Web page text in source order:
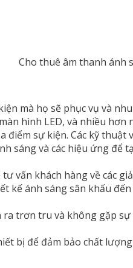
Cho thuê âm thanh ánh
mà họ sẽ phục vụ và
hình LED, và nhiều hơn
sự kiện. Các kỹ thuật
sáng và các hiệu ứng để
vấn khách hàng về các
kế ánh sáng sân khấu
trơn tru và không gặp sự
bị để đảm bảo chất